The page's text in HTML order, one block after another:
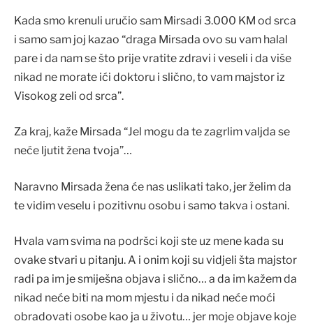
Kada smo krenuli uručio sam Mirsadi 3.000 KM od srca
i samo sam joj kazao “draga Mirsada ovo su vam halal
pare i da nam se što prije vratite zdravi i veseli i da više
nikad ne morate ići doktoru i slično, to vam majstor iz
Visokog zeli od srca”.
Za kraj, kaže Mirsada “Jel mogu da te zagrlim valjda se
neće ljutit žena tvoja”…
Naravno Mirsada žena će nas uslikati tako, jer želim da
te vidim veselu i pozitivnu osobu i samo takva i ostani.
Hvala vam svima na podršci koji ste uz mene kada su
ovake stvari u pitanju. A i onim koji su vidjeli šta majstor
radi pa im je smiješna objava i slično… a da im kažem da
nikad neće biti na mom mjestu i da nikad neće moći
obradovati osobe kao ja u životu… jer moje objave koje